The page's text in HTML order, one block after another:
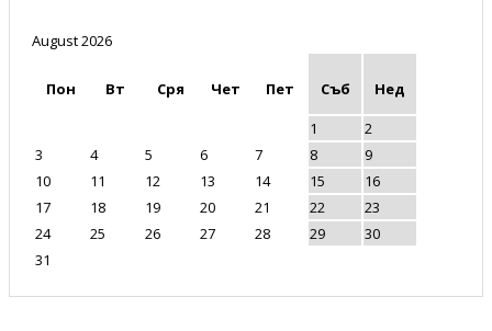
August 2026
Пон Вт Сря Чет Пет Съб
Нед
1
2
3
4 5 6 7 8
9
10
11 12 13 14 15
16
17
18 19 20 21 22
23
24
25 26 27 28 29
30
31